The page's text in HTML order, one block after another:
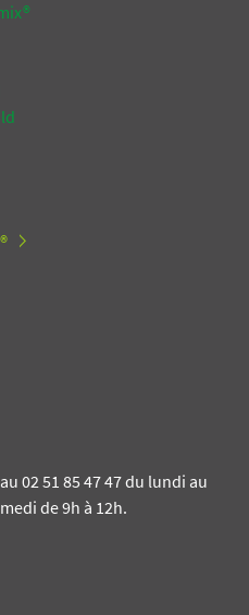
02 51 85 47 47 du lundi au
de 9h à 12h.